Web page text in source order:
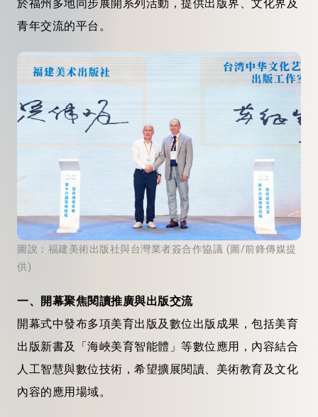
於福州多地同步展開系列活動，提供出版界、文化界及
青年交流的平台。
圖說：福建美術出版社與台灣業者簽合作協議 (圖/前鋒傳媒提
供)
一、開幕聚焦閱讀推廣與出版交流
開幕式中發布多項美育出版及數位出版成果，包括美育
出版新書及「海峽美育智能體」等數位應用，內容結合
人工智慧與數位技術，希望擴展閱讀、美術教育及文化
內容的應用場域。